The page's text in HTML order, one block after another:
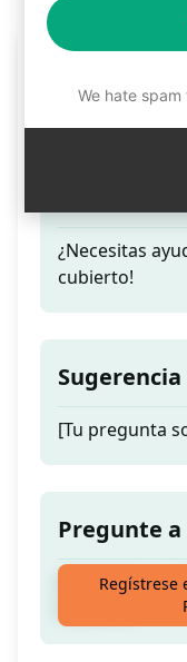
sobre
¿Necesitas
cubierto!
Sugerencia
[Tu pregunta
Pregunte a
¿Necesitas
Regístrese
We hate